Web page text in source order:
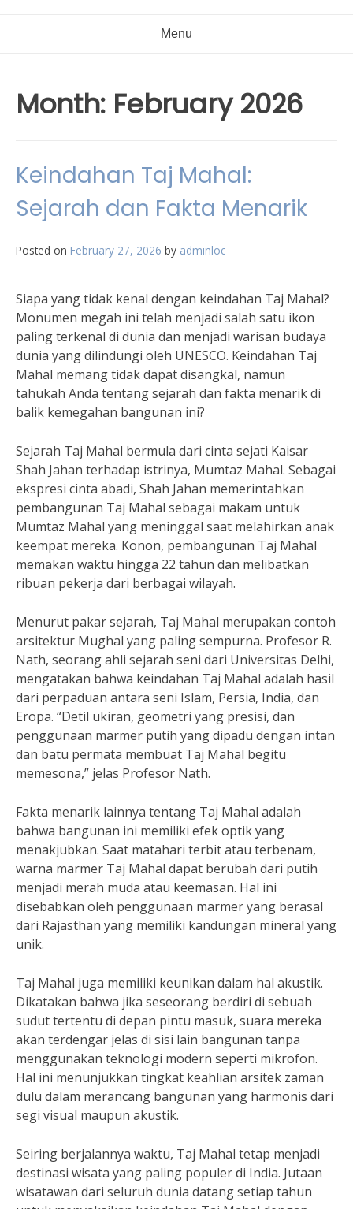
Menu
Month: February 2026
Keindahan Taj Mahal:
Sejarah dan Fakta Menarik
Posted on February 27, 2026 by adminloc
Siapa yang tidak kenal dengan keindahan Taj Mahal?
Monumen megah ini telah menjadi salah satu ikon
paling terkenal di dunia dan menjadi warisan budaya
dunia yang dilindungi oleh UNESCO. Keindahan Taj
Mahal memang tidak dapat disangkal, namun
tahukah Anda tentang sejarah dan fakta menarik di
balik kemegahan bangunan ini?
Sejarah Taj Mahal bermula dari cinta sejati Kaisar
Shah Jahan terhadap istrinya, Mumtaz Mahal. Sebagai
ekspresi cinta abadi, Shah Jahan memerintahkan
pembangunan Taj Mahal sebagai makam untuk
Mumtaz Mahal yang meninggal saat melahirkan anak
keempat mereka. Konon, pembangunan Taj Mahal
memakan waktu hingga 22 tahun dan melibatkan
ribuan pekerja dari berbagai wilayah.
Menurut pakar sejarah, Taj Mahal merupakan contoh
arsitektur Mughal yang paling sempurna. Profesor R.
Nath, seorang ahli sejarah seni dari Universitas Delhi,
mengatakan bahwa keindahan Taj Mahal adalah hasil
dari perpaduan antara seni Islam, Persia, India, dan
Eropa. “Detil ukiran, geometri yang presisi, dan
penggunaan marmer putih yang dipadu dengan intan
dan batu permata membuat Taj Mahal begitu
memesona,” jelas Profesor Nath.
Fakta menarik lainnya tentang Taj Mahal adalah
bahwa bangunan ini memiliki efek optik yang
menakjubkan. Saat matahari terbit atau terbenam,
warna marmer Taj Mahal dapat berubah dari putih
menjadi merah muda atau keemasan. Hal ini
disebabkan oleh penggunaan marmer yang berasal
dari Rajasthan yang memiliki kandungan mineral yang
unik.
Taj Mahal juga memiliki keunikan dalam hal akustik.
Dikatakan bahwa jika seseorang berdiri di sebuah
sudut tertentu di depan pintu masuk, suara mereka
akan terdengar jelas di sisi lain bangunan tanpa
menggunakan teknologi modern seperti mikrofon.
Hal ini menunjukkan tingkat keahlian arsitek zaman
dulu dalam merancang bangunan yang harmonis dari
segi visual maupun akustik.
Seiring berjalannya waktu, Taj Mahal tetap menjadi
destinasi wisata yang paling populer di India. Jutaan
wisatawan dari seluruh dunia datang setiap tahun